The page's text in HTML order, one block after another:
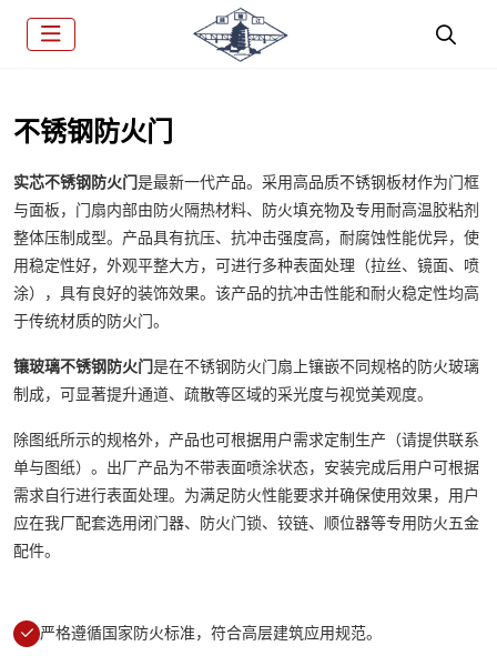
不锈钢防火门
实芯不锈钢防火门 是最新一代产品。采用高品质不锈钢板材作为门框
与面板，门扇内部由防火隔热材料、防火填充物及专用耐高温胶粘剂
整体压制成型。产品具有抗压、抗冲击强度高，耐腐蚀性能优异，使
用稳定性好，外观平整大方，可进行多种表面处理（拉丝、镜面、喷
涂），具有良好的装饰效果。该产品的抗冲击性能和耐火稳定性均高
于传统材质的防火门。
镶玻璃不锈钢防火门 是在不锈钢防火门扇上镶嵌不同规格的防火玻璃
制成，可显著提升通道、疏散等区域的采光度与视觉美观度。
除图纸所示的规格外，产品也可根据用户需求定制生产（请提供联系
单与图纸）。出厂产品为不带表面喷涂状态，安装完成后用户可根据
需求自行进行表面处理。为满足防火性能要求并确保使用效果，用户
应在我厂配套选用闭门器、防火门锁、铰链、顺位器等专用防火五金
配件。
严格遵循国家防火标准，符合高层建筑应用规范。